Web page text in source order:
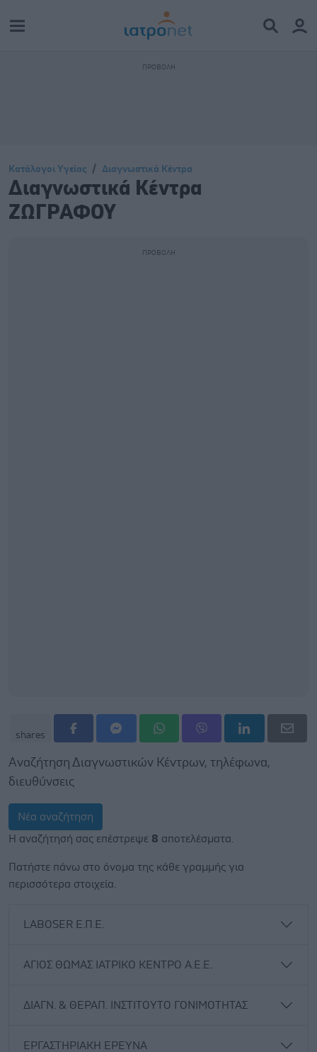
Κατάλογοι Υγείας Διαγνωστικά Κέντρα
Διαγνωστικά Κέντρα
ΖΩΓΡΑΦΟΥ
shares
Αναζήτηση Διαγνωστικών Κέντρων, τηλέφωνα,
διευθύνσεις
Νέα αναζήτηση
Η αναζήτησή σας επέστρεψε 8 αποτελέσματα.
Πατήστε πάνω στο όνομα της κάθε γραμμής για
περισσότερα στοιχεία.
LABOSER Ε.Π.Ε.
ΑΓΙΟΣ ΘΩΜΑΣ ΙΑΤΡΙΚΟ ΚΕΝΤΡΟ Α.Ε.Ε.
ΔΙΑΓΝ. & ΘΕΡΑΠ. ΙΝΣΤΙΤΟΥΤΟ ΓΟΝΙΜΟΤΗΤΑΣ
ΕΡΓΑΣΤΗΡΙΑΚΗ ΕΡΕΥΝΑ